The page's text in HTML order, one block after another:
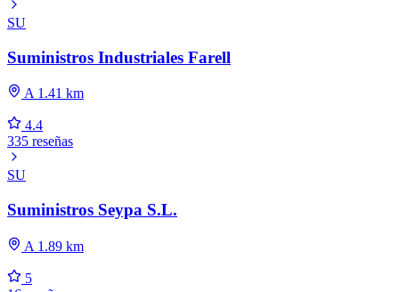
SU
Suministros Industriales Farell
A 1.41 km
4.4
335 reseñas
SU
Suministros Seypa S.L.
A 1.89 km
5